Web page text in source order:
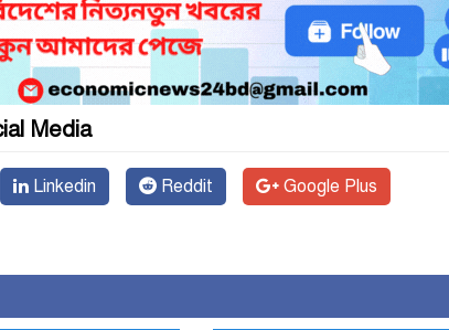
Media
Linkedin Reddit Google Plus